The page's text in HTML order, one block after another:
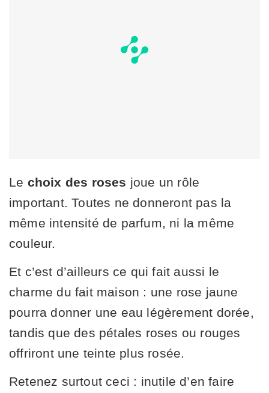
Le choix des roses joue un rôle
important. Toutes ne donneront pas la
même intensité de parfum, ni la même
couleur.
Et c’est d’ailleurs ce qui fait aussi le
charme du fait maison : une rose jaune
pourra donner une eau légèrement dorée,
tandis que des pétales roses ou rouges
offriront une teinte plus rosée.
Retenez surtout ceci : inutile d’en faire